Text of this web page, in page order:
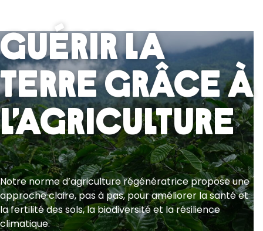
Guérir la
Terre grâce à
l’agriculture
Notre norme d’agriculture régénératrice propose une
approche claire, pas à pas, pour améliorer la santé et
la fertilité des sols, la biodiversité et la résilience
climatique.